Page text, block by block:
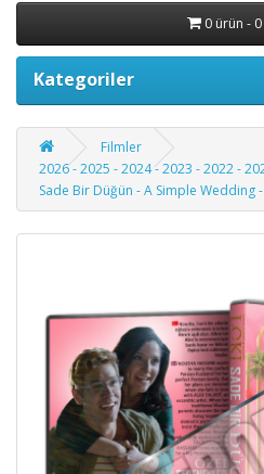
0 ürün -
Kategoriler
Filmler
2026 - 2025 - 2024 - 2023 - 2022 -
Sade Bir Düğün - A Simple Wedding